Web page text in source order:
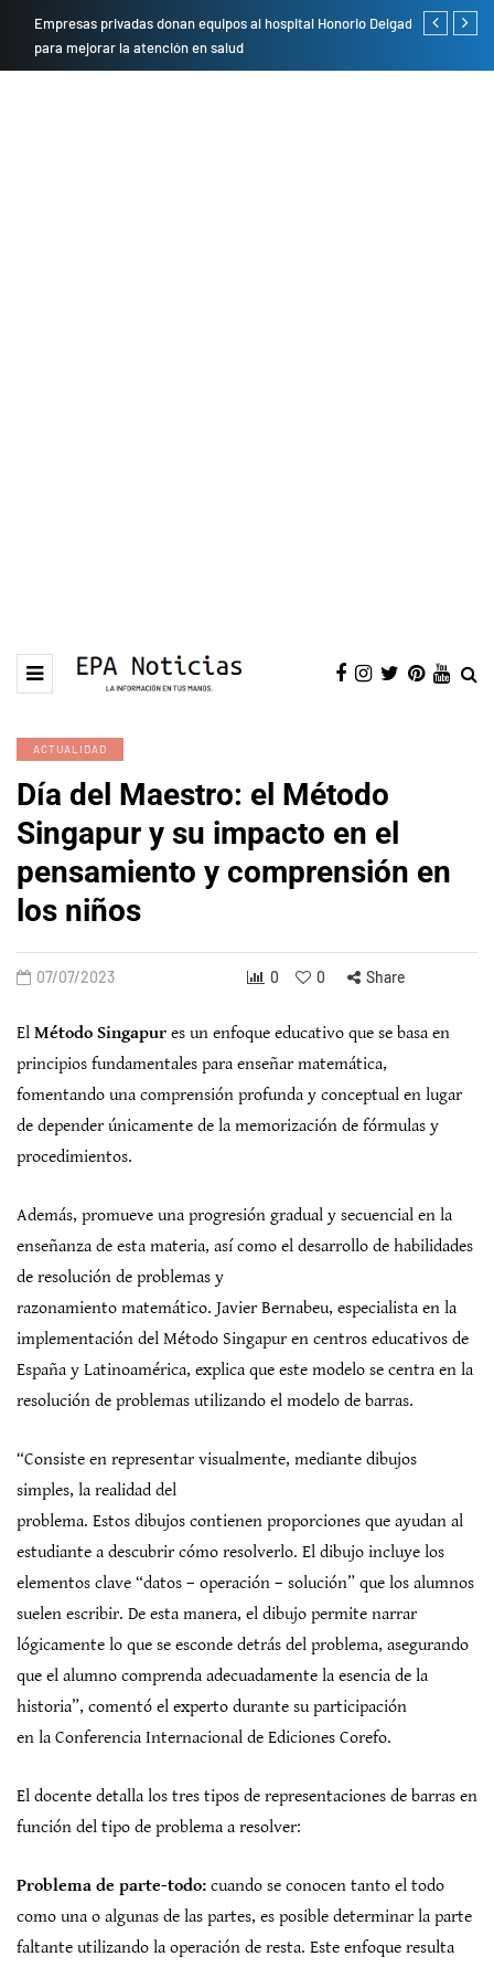
Empresas privadas donan equipos al hospital Honorio Delgado
para mejorar la atención en salud
Cambio de
ACTUALIDAD
Día del Maestro: el Método
Singapur y su impacto en el
pensamiento y comprensión en
los niños
07/07/2023 0 0 Share
El Método Singapur es un enfoque educativo que se basa en
principios fundamentales para enseñar matemática,
fomentando una comprensión profunda y conceptual en lugar
de depender únicamente de la memorización de fórmulas y
procedimientos.
Además, promueve una progresión gradual y secuencial en la
enseñanza de esta materia, así como el desarrollo de habilidades
de resolución de problemas y
razonamiento matemático. Javier Bernabeu, especialista en la
implementación del Método Singapur en centros educativos de
España y Latinoamérica, explica que este modelo se centra en la
resolución de problemas utilizando el modelo de barras.
“Consiste en representar visualmente, mediante dibujos
simples, la realidad del
problema. Estos dibujos contienen proporciones que ayudan al
estudiante a descubrir cómo resolverlo. El dibujo incluye los
elementos clave “datos – operación – solución” que los alumnos
suelen escribir. De esta manera, el dibujo permite narrar
lógicamente lo que se esconde detrás del problema, asegurando
que el alumno comprenda adecuadamente la esencia de la
historia”, comentó el experto durante su participación
en la Conferencia Internacional de Ediciones Corefo.
El docente detalla los tres tipos de representaciones de barras en
función del tipo de problema a resolver:
Problema de parte-todo: cuando se conocen tanto el todo
como una o algunas de las partes, es posible determinar la parte
faltante utilizando la operación de resta. Este enfoque resulta